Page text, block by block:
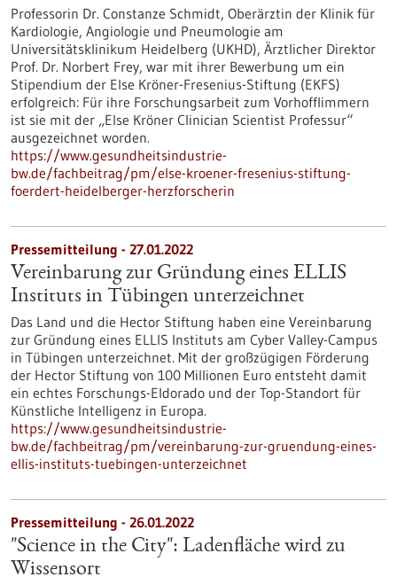
Professorin Dr. Constanze Schmidt, Oberärztin der Klinik für
Kardiologie, Angiologie und Pneumologie am
Universitätsklinikum Heidelberg (UKHD), Ärztlicher Direktor
Prof. Dr. Norbert Frey, war mit ihrer Bewerbung um ein
Stipendium der Else Kröner-Fresenius-Stiftung (EKFS)
erfolgreich: Für ihre Forschungsarbeit zum Vorhofflimmern
ist sie mit der „Else Kröner Clinician Scientist Professur“
ausgezeichnet worden.
https://www.gesundheitsindustrie-
bw.de/fachbeitrag/pm/else-kroener-fresenius-stiftung-
foerdert-heidelberger-herzforscherin
Pressemitteilung - 27.01.2022
Vereinbarung zur Gründung eines ELLIS
Instituts in Tübingen unterzeichnet
Das Land und die Hector Stiftung haben eine Vereinbarung
zur Gründung eines ELLIS Instituts am Cyber Valley-Campus
in Tübingen unterzeichnet. Mit der großzügigen Förderung
der Hector Stiftung von 100 Millionen Euro entsteht damit
ein echtes Forschungs-Eldorado und der Top-Standort für
Künstliche Intelligenz in Europa.
https://www.gesundheitsindustrie-
bw.de/fachbeitrag/pm/vereinbarung-zur-gruendung-eines-
ellis-instituts-tuebingen-unterzeichnet
Pressemitteilung - 26.01.2022
"Science in the City": Ladenfläche wird zu
Wissensort